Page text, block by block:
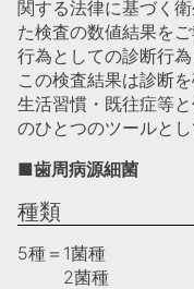
関する法律に基づく
た検査の数値結果を
行為としての診断行
この検査結果は診断
生活習慣・既往症等
のひとつのツールとし
■歯周病源細菌
種類
5種＝1菌種
2菌種